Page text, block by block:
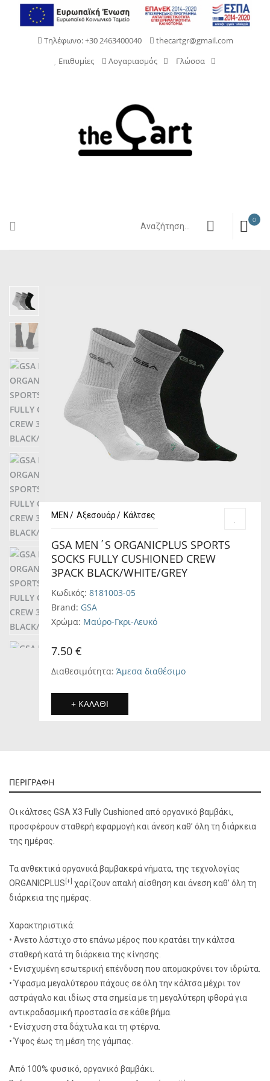
Τηλέφωνο: +30 2463400040
thecartgr@gmail.com
Επιθυμίες
Λογαριασμός Γλώσσα
0
MEN Αξεσουάρ Κάλτσες
GSA MEN΄S ORGANICPLUS SPORTS
SOCKS FULLY CUSHIONED CREW
3PACK BLACK/WHITE/GREY
Κωδικός: 8181003-05
Brand: GSA
Χρώμα: Μαύρο-Γκρι-Λευκό
7.50 €
Διαθεσιμότητα: Άμεσα διαθέσιμο
+ ΚΑΛΑΘΙ
ΠΕΡΙΓΡΑΦΗ
Οι κάλτσες GSA X3 Fully Cushioned από οργανικό βαμβάκι,
προσφέρουν σταθερή εφαρμογή και άνεση καθ’ όλη τη διάρκεια
της ημέρας.
Τα ανθεκτικά οργανικά βαμβακερά νήματα, της τεχνολογίας
ORGANICPLUS [+] χαρίζουν απαλή αίσθηση και άνεση καθ’ όλη τη
διάρκεια της ημέρας.
Χαρακτηριστικά:
• Άνετο λάστιχο στο επάνω μέρος που κρατάει την κάλτσα
σταθερή κατά τη διάρκεια της κίνησης.
• Ενισχυμένη εσωτερική επένδυση που απομακρύνει τον ιδρώτα.
• Ύφασμα μεγαλύτερου πάχους σε όλη την κάλτσα μέχρι τον
αστράγαλο και ιδίως στα σημεία με τη μεγαλύτερη φθορά για
αντικραδασμική προστασία σε κάθε βήμα.
• Ενίσχυση στα δάχτυλα και τη φτέρνα.
• Ύψος έως τη μέση της γάμπας.
Από 100% φυσικό, οργανικό βαμβάκι.